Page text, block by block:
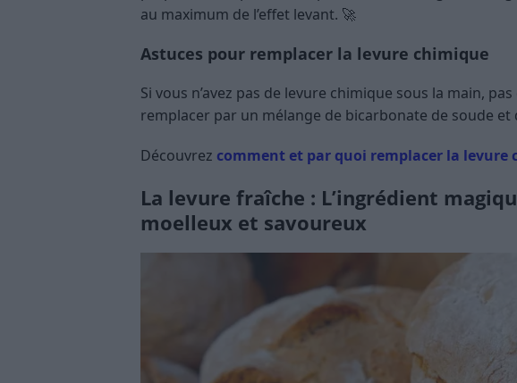
au maximum de l’effet levant. 🚀
Astuces pour remplacer la levure chimique
Si vous n’avez pas de levure chimique sous la main,
remplacer par un mélange de bicarbonate de soude et
Découvrez comment et par quoi remplacer la levure
La levure fraîche : L’ingrédient
moelleux et savoureux